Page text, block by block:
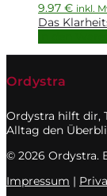
9.97 € inkl.
Das
Ordystra
Ordystra hilft dir,
Alltag den
© 2026 Ordystra.
Impressum |